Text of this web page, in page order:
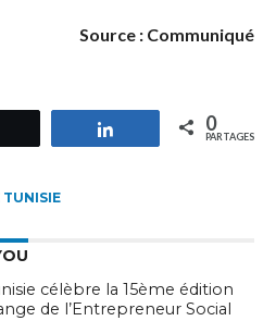
Source : Communiqué
Partagez 0
PARTAGES
TUNISIE
célèbre la 15ème édition
de l’Entrepreneur Social